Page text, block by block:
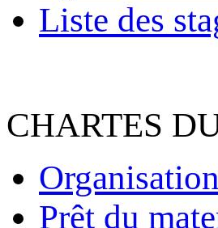
Liste des
CHARTES
Prêt du